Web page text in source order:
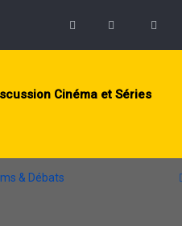
Cinéma et Séries
& Débats